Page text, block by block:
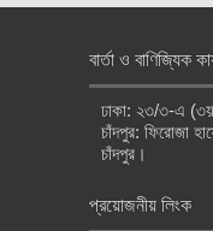
বার্তা ও বাণিজ্যিক
ঢাকা: ২৩/৩-এ
চাঁদপুর: ফিরোজা
চাঁদপুর।
প্রয়োজনীয় লিংক